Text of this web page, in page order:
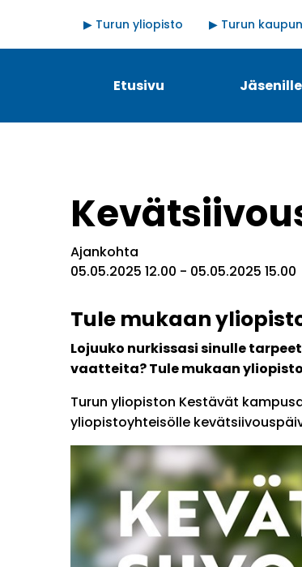
pääsisältöönQuick
links
▶ Turun yliopisto ▶ Turun
Päävalikko
Etusivu Jäsenille
Ajankohta
05.05.2025 12.00 - 05.05.2025 15.00
Tule mukaan
Lojuuko nurkissasi sinulle
vaatteita? Tule mukaan
Turun yliopiston Kestävät
yliopistoyhteisölle